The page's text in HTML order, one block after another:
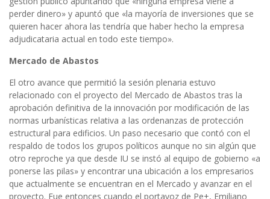
perder dinero» y apuntó que «la mayoría de inversiones que se
quieren hacer ahora las tendría que haber hecho la empresa
adjudicataria actual en todo este tiempo».
Mercado de Abastos
El otro avance que permitió la sesión plenaria estuvo
relacionado con el proyecto del Mercado de Abastos tras la
aprobación definitiva de la innovación por modificación de las
normas urbanísticas relativa a las ordenanzas de protección
estructural para edificios. Un paso necesario que contó con el
respaldo de todos los grupos políticos aunque no sin algún que
otro reproche ya que desde IU se instó al equipo de gobierno «a
ponerse las pilas» y encontrar una ubicación a los empresarios
que actualmente se encuentran en el Mercado y avanzar en el
proyecto. Fue entonces cuando el portavoz de Pe+, Emiliano